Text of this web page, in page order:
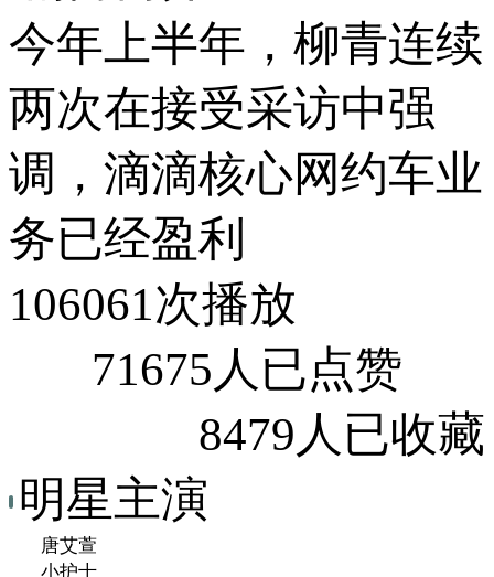
今年上半年，柳青连续
两次在接受采访中强
调，滴滴核心网约车业
务已经盈利
106061次播放
71675人已点赞
8479人已收藏
明星主演
唐艾萱
小护士